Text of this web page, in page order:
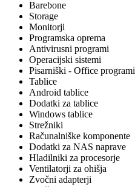
Barebone
Storage
Monitorji
Programska oprema
Antivirusni programi
Operacijski sistemi
Pisarniški - Office programi
Tablice
Android tablice
Dodatki za tablice
Windows tablice
Strežniki
Računalniške komponente
Dodatki za NAS naprave
Hladilniki za procesorje
Ventilatorji za ohišja
Zvočni adapterji